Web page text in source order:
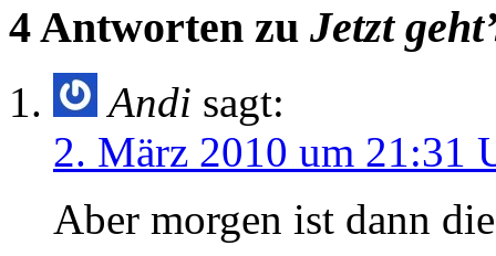
4 Antworten zu Jetzt
Andi sagt:
2. März 2010 um 21:31
Aber morgen ist dann